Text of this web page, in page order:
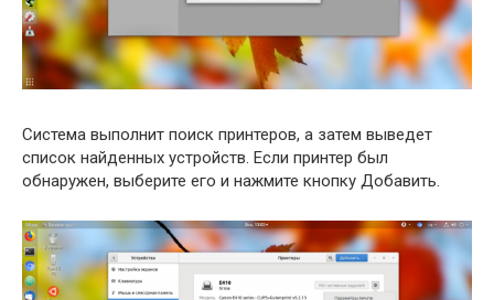
Система выполнит поиск принтеров, а затем выведет
список найденных устройств. Если принтер был
обнаружен, выберите его и нажмите кнопку Добавить.